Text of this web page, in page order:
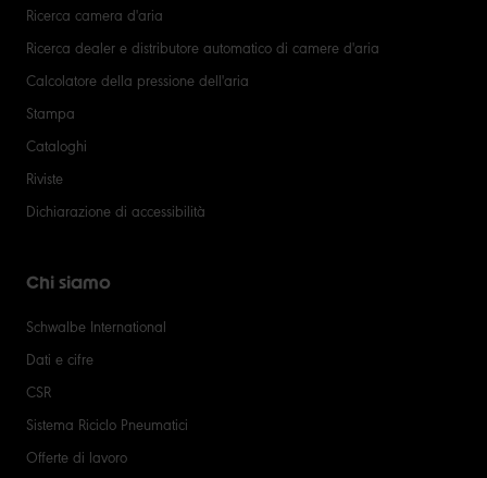
Ricerca camera d'aria
Ricerca dealer e distributore automatico di camere d'aria
Calcolatore della pressione dell'aria
Stampa
Cataloghi
Riviste
Dichiarazione di accessibilità
Chi siamo
Schwalbe International
Dati e cifre
CSR
Sistema Riciclo Pneumatici
Offerte di lavoro